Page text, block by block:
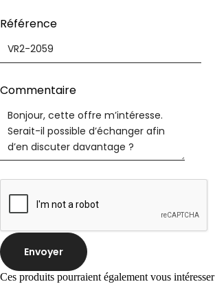
Référence
informations
Référence
Commentaire
Commentaire
Envoyer
Ces produits pourraient également vous intéresser